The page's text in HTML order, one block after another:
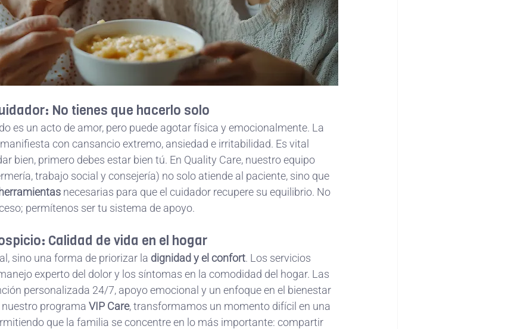
No tienes que hacerlo solo
es un acto de amor, pero puede agotar física y emocionalmente. La
con cansancio extremo, ansiedad e irritabilidad. Es vital
bien, primero debes estar bien tú. En Quality Care, nuestro equipo
trabajo social y consejería) no solo atiende al paciente, sino que
necesarias para que el cuidador recupere su equilibrio. No
permítenos ser tu sistema de apoyo.
Calidad de vida en el hogar
sino una forma de priorizar la dignidad y el confort. Los servicios
experto del dolor y los síntomas en la comodidad del hogar. Las
personalizada 24/7, apoyo emocional y un enfoque en el bienestar
programa VIP Care, transformamos un momento difícil en una
que la familia se concentre en lo más importante: compartir